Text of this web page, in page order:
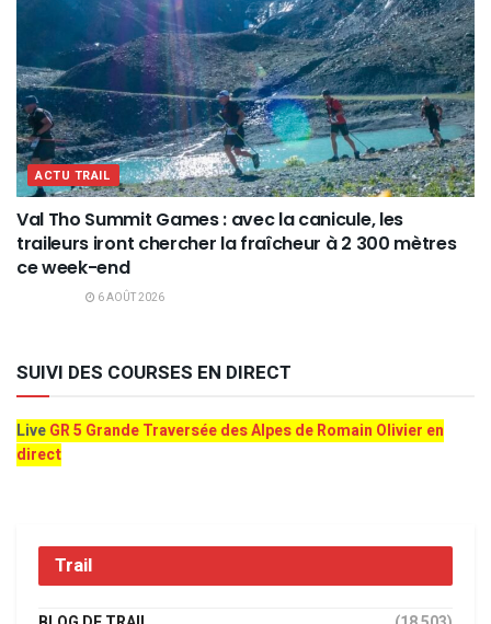
ACTU TRAIL
Val Tho Summit Games : avec la canicule, les
traileurs iront chercher la fraîcheur à 2 300 mètres
ce week-end
6 AOÛT 2026
SUIVI DES COURSES EN DIRECT
LiveGR 5 Grande Traversée des Alpes de Romain Olivier en
direct
Trail